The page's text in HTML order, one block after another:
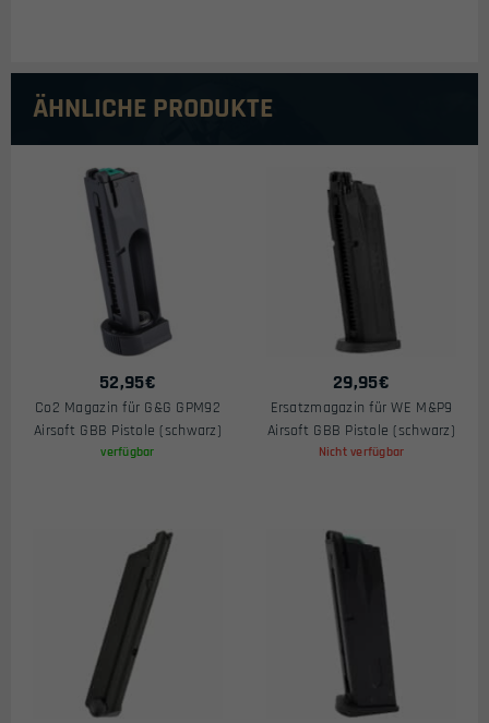
ÄHNLICHE PRODUKTE
52,95€
Co2 Magazin für G&G GPM92
Airsoft GBB Pistole (schwarz)
verfügbar
29,95€
Ersatzmagazin für WE M&P9
Airsoft GBB Pistole (schwarz)
Nicht verfügbar